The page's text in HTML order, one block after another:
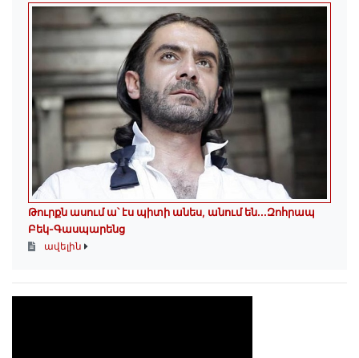
Թուրքն ասում ա՝ էս պիտի անես, անում են․․․Զոհրապ
Բեկ-Գասպարենց
ավելին